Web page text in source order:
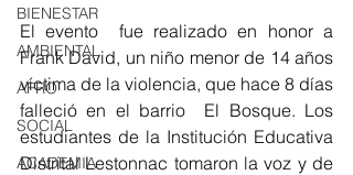
BIENESTAR
AMBIENTAL
AFRO
SOCIAL
ACADEMIA
El evento  fue realizado en honor a
Frank David, un niño menor de 14 años
víctima de la violencia, que hace 8 días
falleció en el barrio  El Bosque. Los
estudiantes de la Institución Educativa
Distrital Lestonnac tomaron la voz y de